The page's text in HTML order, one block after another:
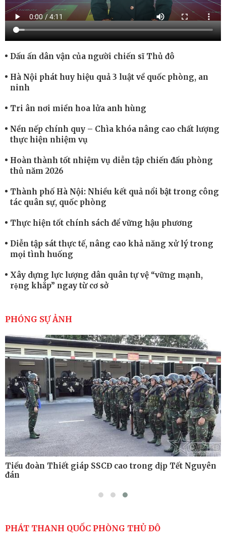
Dấu ấn dân vận của người chiến sĩ Thủ đô
Hà Nội phát huy hiệu quả 3 luật về quốc phòng, an
ninh
Tri ân nơi miền hoa lửa anh hùng
Nền nếp chính quy – Chìa khóa nâng cao chất lượng
thực hiện nhiệm vụ
Hoàn thành tốt nhiệm vụ diễn tập chiến đấu phòng
thủ năm 2026
Thành phố Hà Nội: Nhiều kết quả nổi bật trong công
tác quân sự, quốc phòng
Thực hiện tốt chính sách để vững hậu phương
Diễn tập sát thực tế, nâng cao khả năng xử lý trong
mọi tình huống
Xây dựng lực lượng dân quân tự vệ “vững mạnh,
rộng khắp” ngay từ cơ sở
cao sức mạnh chiến đấu
Tiểu đoàn Thiết giáp hoàn thành tốt diễn tập chiến
thuật có bắn đạn thật
Nơi sinh viên rèn ý trí, luyện kỹ năng
PHÓNG SỰ ẢNH
Tiểu đoàn Thiết giáp SSCĐ cao trong dịp Tết Nguyên
đán
PHÁT THANH QUỐC PHÒNG THỦ ĐÔ